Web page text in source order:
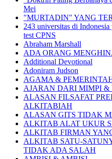
Mei
"MURTADIN" YANG
243 universitas di
test CPNS
Abraham Marshall
ADA ORANG
Additional Devotional
Adoniram Judson
AGAMA &
AJARAN DARI MIMPI &
ALASAN FILSAFAT
ALKITABIAH
ALASAN GITS TIDAK
ALKITAB ALAT UKUR
ALKITAB FIRMAN
ALKITAB SATU-
TIDAK ADA SALAH